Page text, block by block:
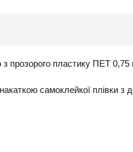
прозорого пластику ПЕТ
самоклейкої плівки з